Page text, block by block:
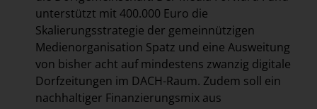
unterstützt mit 400.000 Euro die
Skalierungsstrategie der gemeinnützigen
Medienorganisation Spatz und eine Ausweitung
von bisher acht auf mindestens zwanzig digitale
Dorfzeitungen im DACH-Raum. Zudem soll ein
nachhaltiger Finanzierungsmix aus